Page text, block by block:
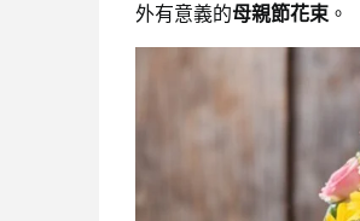
外有意義的母親節花束。